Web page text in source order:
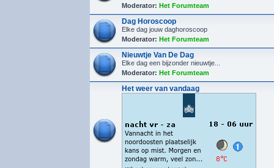
Moderator: Het Forumteam
Dag Horoscoop
Elke dag jouw daghoroscoop
Moderator: Het Forumteam
Nieuwtje Van De Dag
Elke dag een bijzonder nieuwtje...
Moderator: Het Forumteam
Het weer van vandaag